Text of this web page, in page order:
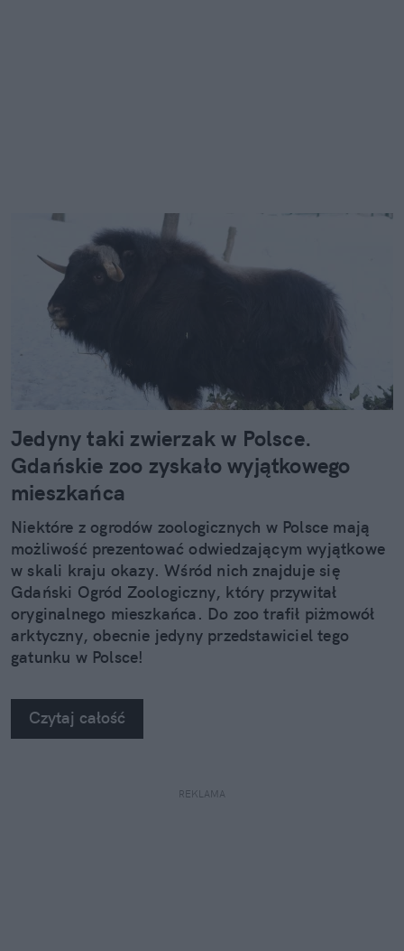
Jedyny taki zwierzak w Polsce.
Gdańskie zoo zyskało wyjątkowego
mieszkańca
Niektóre z ogrodów zoologicznych w Polsce mają
możliwość prezentować odwiedzającym wyjątkowe
w skali kraju okazy. Wśród nich znajduje się
Gdański Ogród Zoologiczny, który przywitał
oryginalnego mieszkańca. Do zoo trafił piżmowół
arktyczny, obecnie jedyny przedstawiciel tego
gatunku w Polsce!
Czytaj całość
REKLAMA